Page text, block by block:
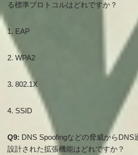
る標準プロトコルはどれですか？
1. EAP
2. WPA2
3. 802.1X
4. SSID
Q9: DNS Spoofingなどの脅威からDNS
設計された拡張機能はどれですか？